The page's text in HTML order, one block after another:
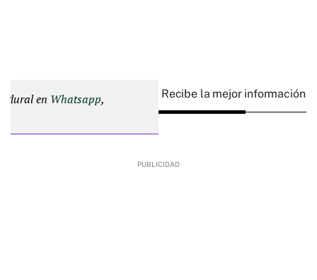
Plural en Whatsapp, Recibe la mejor información